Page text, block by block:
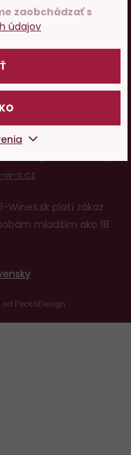
zaobchádzať s
údajov
o víně
s.r.o., všechna práva
53, 110 00 Praha 1,
w-s.cz
platí zákaz
mladším ako 18
od PeckaDesign